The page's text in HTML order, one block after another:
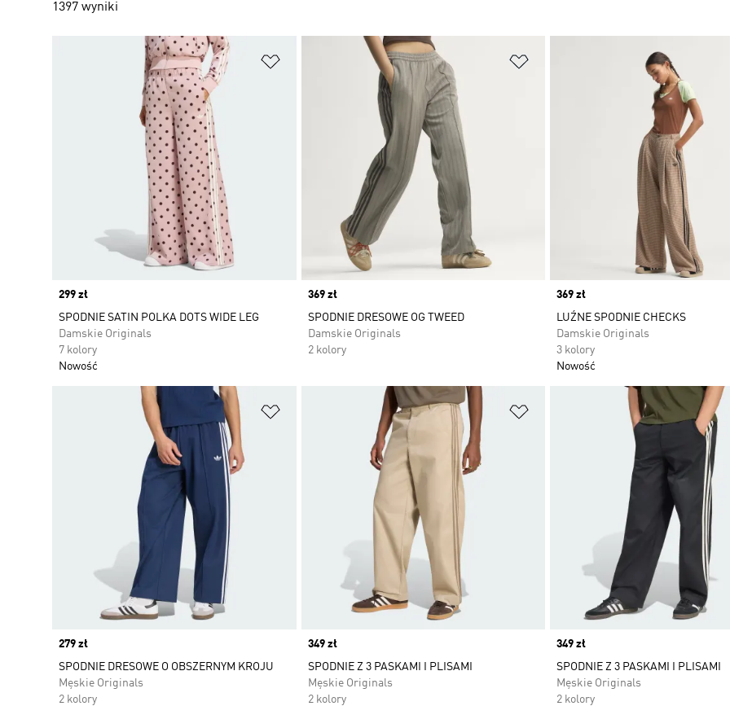
klasycznych spodni ze ściągaczami, ale nie brakuje też modeli z szerokimi nogawkami, a nawet sportowych dzwonów. W
praktycznych kieszeniach na suwak bezpiecznie przechowasz niezbędne drobiazgi, a regulacja w talii zapewni idealne
1397 wyniki
Dodaj do listy życzeń
Price
299 zł
SPODNIE SATIN POLKA DOTS WIDE LEG
Damskie Originals
7 kolory
Nowość
Dodaj do listy życzeń
Price
369 zł
SPODNIE DRESOWE OG TWEED
Damskie Originals
2 kolory
Price
369 zł
LUŹNE SPODNIE CHECKS
Damskie Originals
3 kolory
Nowość
Dodaj do listy życzeń
Price
279 zł
SPODNIE DRESOWE O OBSZERNYM KROJU
Męskie Originals
2 kolory
Dodaj do listy życzeń
Price
349 zł
SPODNIE Z 3 PASKAMI I PLISAMI
Męskie Originals
2 kolory
Price
349 zł
SPODNIE Z 3 PASKAMI I PLISAMI
Męskie Originals
2 kolory